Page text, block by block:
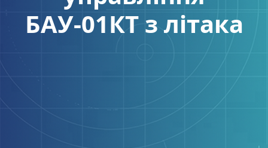
БАУ-01КТ з літака